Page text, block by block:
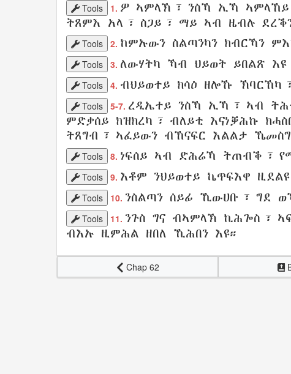
Tools 1. ዎ ኣምላኽ ፣ ንስኻ ኢኻ ኣምላኸይ
ትጸምእ አላ፣ ስጋይ ፣ ማይ ኣብ ዜብሉ
Tools 2. ከምኡውን ስልጣንካን ክብርኻን
Tools 3. ለውሃትካ ኻብ ህይወት ይበልጽ
Tools 4. ብህይወተይ ክሳዕ ዘሎኹ ኽባርኸካ
Tools 5-7. ረዲኤተይ ንስኻ ኢኻ፣ ኣብ
ምድቃሰይ ክዝክረካ ፣ ብለይቲ እናነቓሕኩ
ትጸግብ ፣ ኣፈይውን ብኸናፍር እልልታ
Tools 8. ነፍሰይ ኣብ ድሕሬኻ ትጠብቕ ፣
Tools 9. እቶም ንህይወተይ ኬጥፍእዋ ዚደልዩ
Tools 10. ንስልጣን ሰይፊ ኺውሀቡ ፣ ግደ
Tools 11. ንጉስ ግና ብኣምላኽ ኪሕጐስ ፣
ብእኡ ዚምሕል ዘበለ ኺሕበን እዩ።
Chap 62